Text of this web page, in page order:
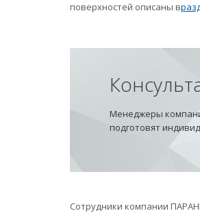
поверхностей описаны в
Менеджеры
подготовят
Сотрудники компании